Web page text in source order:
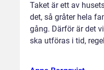
Taket är ett av
det, så gråter hela
gång. Därför är det
ska utföras i tid,